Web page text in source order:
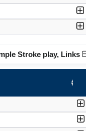
Stroke play, Links